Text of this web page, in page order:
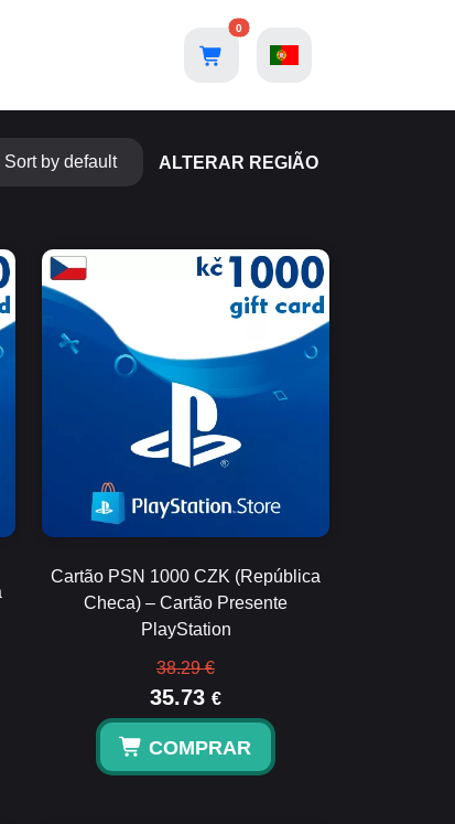
0
ALTERAR REGIÃO
Cartão PSN 1000 CZK (República
Checa) – Cartão Presente
PlayStation
38.29 €
35.73 €
COMPRAR